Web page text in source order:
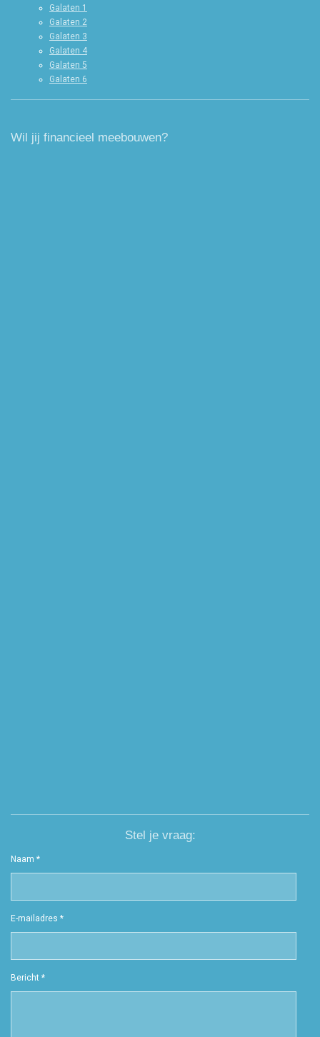
Galaten 1
Galaten 2
Galaten 3
Galaten 4
Galaten 5
Galaten 6
Wil jij financieel meebouwen?
Stel je vraag:
Naam *
E-mailadres *
Bericht *